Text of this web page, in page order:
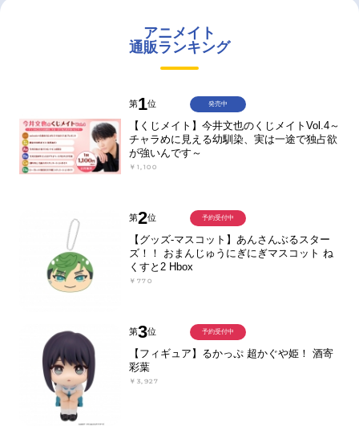
アニメイト
通販ランキング
第1位
【くじメイト】今井文也のくじメイトVol.4～
チャラめに見える幼馴染、実は一途で独占欲
が強いんです～
￥1,100
発売中
第2位
【グッズ-マスコット】あんさんぶるスター
ズ！！ おまんじゅうにぎにぎマスコット ね
くすと2 Hbox
￥770
予約受付中
第3位
【フィギュア】るかっぷ 超かぐや姫！ 酒寄
彩葉
￥3,927
予約受付中